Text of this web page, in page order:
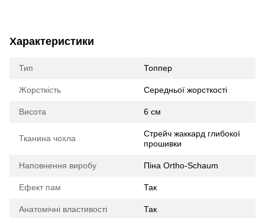
Характеристики
Тип Топпер
Жорсткість Середньої жорсткості
Висота 6 см
Тканина чохла
Стрейч жаккард глибокої
прошивки
Наповнення виробу Піна Ortho-Schaum
Ефект пам Так
Анатомічні властивості Так